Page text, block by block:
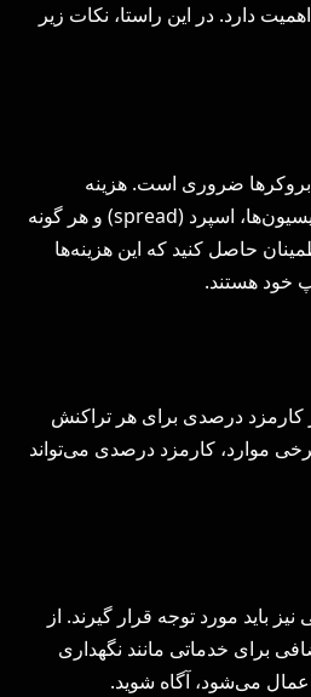
دارد. در این راستا، نکات زیر
بروکرها ضروری است. هزینه
تراکنش می‌تواند شامل کمیسیون‌ها، اسپرد (spread) و هر گونه
حاصل کنید که این هزینه‌ها
خود هستند.
کارمزد درصدی برای هر تراکنش
موارد، کارمزد درصدی می‌تواند
باید مورد توجه قرار گیرند. از
برای خدماتی مانند نگهداری
می‌شود، آگاه شوید.